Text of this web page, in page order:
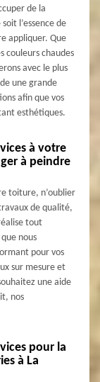
de la
l’essence de
appliquer. Que
couleurs chaudes
avec le plus
une grande
afin que vos
esthétiques.
à votre
à peindre
toiture, n’oublier
de qualité,
tout
nous
pour vos
sur mesure et
une aide
nos
pour la
à La